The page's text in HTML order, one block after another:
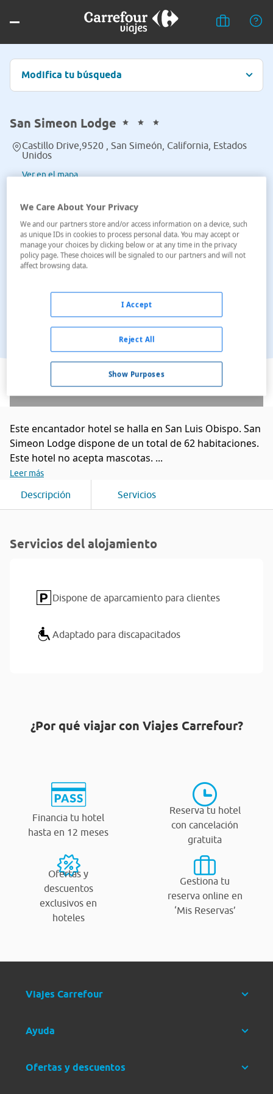
Modifica tu búsqueda
San Simeon Lodge
Castillo Drive,9520 , San Simeón, California, Estados
Unidos
Ver en el mapa
Ver en el mapa
Este encantador hotel se halla en San Luis Obispo. San
Simeon Lodge dispone de un total de 62 habitaciones.
Este hotel no acepta mascotas. ...
Leer más
Descripción Servicios
Servicios del alojamiento
Dispone de aparcamiento para clientes
Adaptado para discapacitados
¿Por qué viajar con Viajes Carrefour?
Financia tu hotel
hasta en 12 meses
Reserva tu hotel
con cancelación
gratuita
Ofertas y
descuentos
exclusivos en
hoteles
Gestiona tu
reserva online en
‘Mis Reservas’
Viajes Carrefour
Ayuda
Ofertas y descuentos
We Care About Your Privacy
We and our partners store and/or access information on a device, such
as unique IDs in cookies to process personal data. You may accept or
manage your choices by clicking below or at any time in the privacy
policy page. These choices will be signaled to our partners and will not
affect browsing data.
Show Purposes
Reject All
I Accept